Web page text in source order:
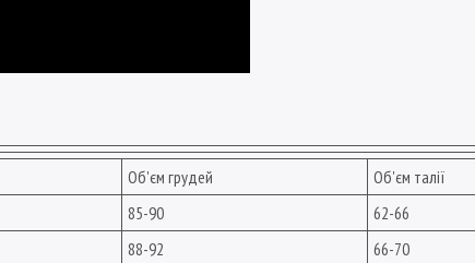
Об'єм грудей Об'єм талії
85-90
62-66
88-92
66-70